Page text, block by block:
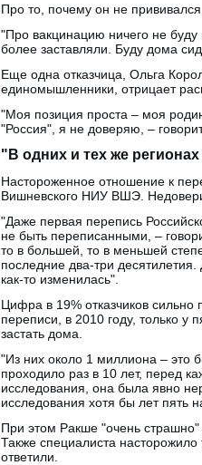
Про то, почему он не
"Про вакцинацию ничего не
более заставляли. Буду дома
Еще одна отказчица, Ольга
единомышленники, отрицает
"Моя позиция проста – моя
"Россия", я не доверяю, –
"В одних и тех же
Настороженное отношение к
Вишневского НИУ ВШЭ.
"Даже первая перепись
не быть переписанными, –
то в большей, то в меньшей
последние два-три
как-то изменилась".
Цифра в 19% отказчиков
переписи, в 2010 году, только у
застать дома.
"Из них около 1 миллиона – это
проходило раз в 10 лет, перед
исследования, она была явно
исследования хотя бы лет пять
При этом Ракше "очень
Также специалиста насторожило
ответили.